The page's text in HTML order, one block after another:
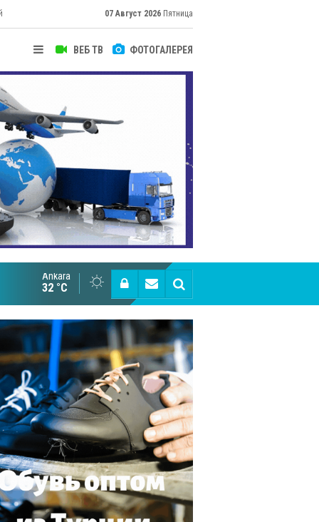
07 Август 2026 Пятница
ВЕБ ТВ ФОТОГАЛЕРЕЯ
Cottonhill покоряет мировые рынки
Ankara
32 °C